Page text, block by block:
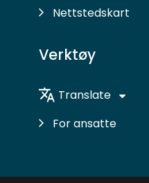
Nettstedskart
Verktøy
Translate
For ansatte